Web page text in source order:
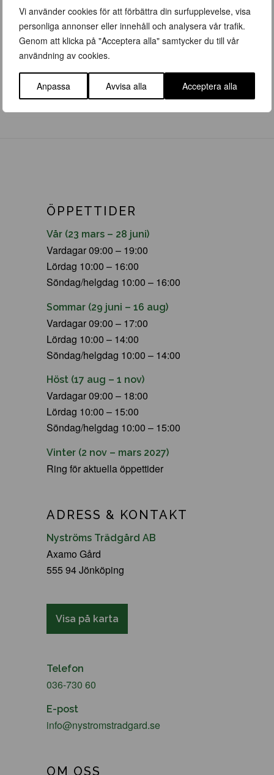
Vi använder cookies för att förbättra din surfupplevelse, visa
personliga annonser eller innehåll och analysera vår trafik.
Genom att klicka på "Acceptera alla" samtycker du till vår
användning av cookies.
Anpassa Avvisa alla Acceptera alla
Vi har växter och träd i alla storlekar
ÖPPETTIDER
Vår (23 mars – 28 juni)
Vardagar 09:00 – 19:00
Lördag 10:00 – 16:00
Söndag/helgdag 10:00 – 16:00
Sommar (29 juni – 16 aug)
Vardagar 09:00 – 17:00
Lördag 10:00 – 14:00
Söndag/helgdag 10:00 – 14:00
Höst (17 aug – 1 nov)
Vardagar 09:00 – 18:00
Lördag 10:00 – 15:00
Söndag/helgdag 10:00 – 15:00
Vinter (2 nov – mars 2027)
Ring för aktuella öppettider
ADRESS & KONTAKT
Nyströms Trädgård AB
Axamo Gård
555 94 Jönköping
Visa på karta
Telefon
036-730 60
E-post
info@nystromstradgard.se
OM OSS